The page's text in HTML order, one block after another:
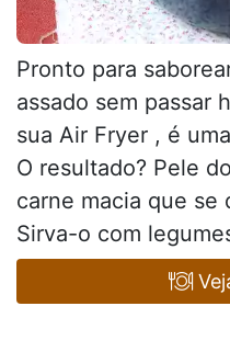
Pronto para
assado sem passar
sua Air Fryer , é
O resultado? Pele
carne macia que se
Sirva-o com